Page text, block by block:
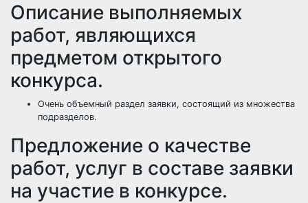
Описание выполняемых
работ, являющихся
предметом открытого
конкурса.
Очень объемный раздел заявки, состоящий из множества
подразделов.
Предложение о качестве
работ, услуг в составе заявки
на участие в конкурсе.